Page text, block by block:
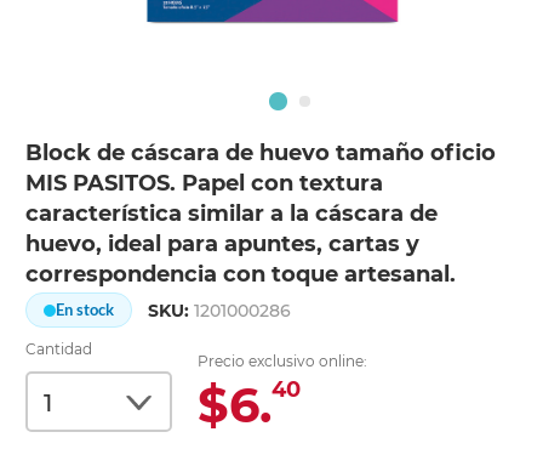
Block de cáscara de huevo tamaño oficio
MIS PASITOS. Papel con textura
característica similar a la cáscara de
huevo, ideal para apuntes, cartas y
correspondencia con toque artesanal.
En stock SKU:1201000286
Cantidad
Precio exclusivo online:
$6.40